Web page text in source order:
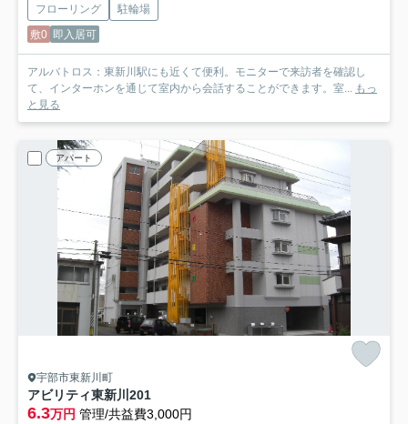
フローリング
駐輪場
敷0 即入居可
アルバトロス：東新川駅にも近くて便利。モニターで来訪者を確認し
て、インターホンを通じて室内から会話することができます。室... もっ
と見る
アパート
宇部市東新川町
アビリティ東新川 201
6.3万円 管理/共益費3,000円